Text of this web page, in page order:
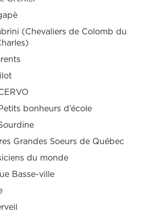
(Chevaliers de Colomb du
bonheurs d’école
Grandes Soeurs de Québec
du monde
Basse-ville